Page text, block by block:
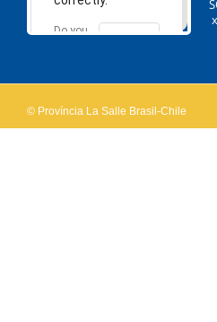
Do you
OK
© Província La Salle Brasil-Chile